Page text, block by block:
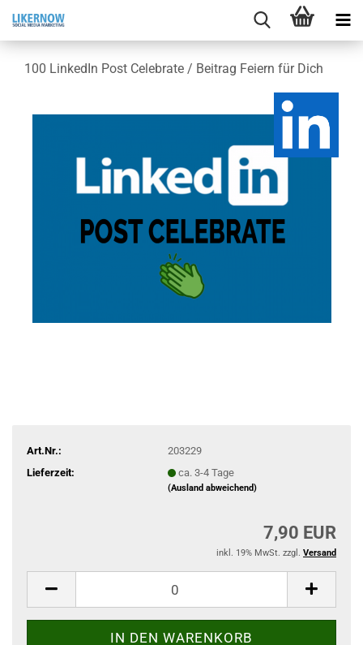
100 Lin­ke­dIn Post Ce­le­bra­te / Bei­trag Fei­ern für Dich
Art.Nr.:
203229
Lieferzeit:
ca. 3-4 Tage
(Ausland abweichend)
7,90 EUR
inkl. 19% MwSt. zzgl. Versand